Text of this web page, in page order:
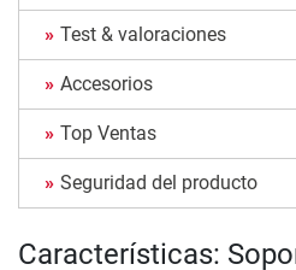
Test & valoraciones
Accesorios
Top Ventas
Seguridad del producto
Características: